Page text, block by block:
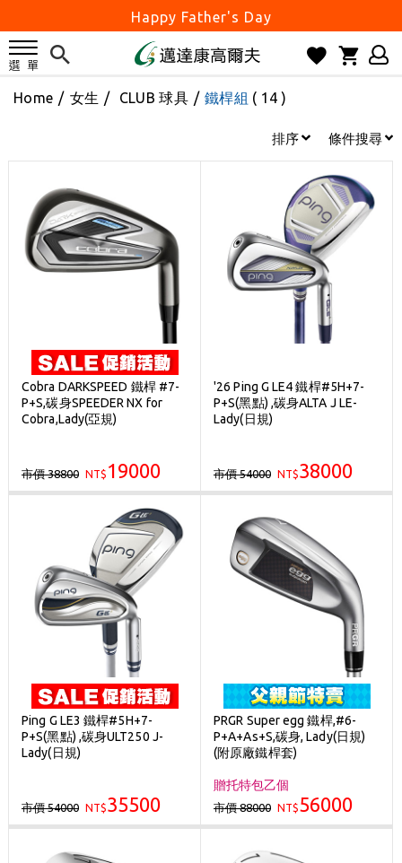
Happy Father's Day
父親節優惠實施中
7月份 門市免費試打日程 已公佈!
防詐騙! 勿信來路不明連結及優惠
歡迎體驗公益店Friends Screen模擬器
刷台新卡滿 $6000 分 3 期 0 利率
Golf Point 會員回饋積點
消費滿 $2000 享免運
Happy Father's Day
父親節優惠實施中
2026邁達康盃 開始受理報名
7月份 門市免費試打日程 已公佈!
防詐騙! 勿信來路不明連結及優惠
歡迎體驗公益店Friends Screen模擬器
Golf Point 會員回饋積點
消費滿 $2000 享免運
Home / 女生 / CLUB 球具 / 鐵桿組 ( 14 )
排序 條件搜尋
Cobra DARKSPEED 鐵桿 #7-
P+S,碳身SPEEDER NX for
Cobra,Lady(亞規)
市價 38800 NT$ 19000
'26 Ping G LE4 鐵桿#5H+7-
P+S(黑點) ,碳身ALTA J LE-
Lady(日規)
市價 54000 NT$38000
Ping G LE3 鐵桿#5H+7-
P+S(黑點) ,碳身ULT250 J-
Lady(日規)
市價 54000 NT$35500
PRGR Super egg 鐵桿,#6-
P+A+As+S,碳身, Lady(日規)
(附原廠鐵桿套)
贈托特包乙個
市價 88000 NT$56000